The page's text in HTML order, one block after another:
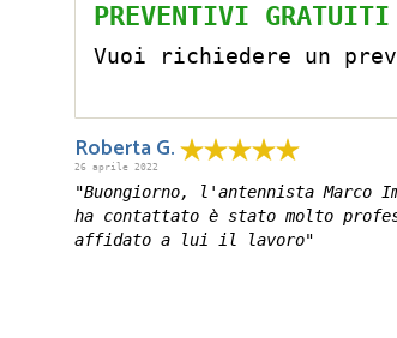
PREVENTIVI GRATUITI
Vuoi richiedere un
Roberta G.
26 aprile 2022
"Buongiorno, l'antennista Marco
ha contattato è stato molto
affidato a lui il lavoro"